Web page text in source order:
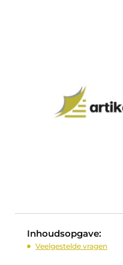
Inhoudsopgave:
Veelgestelde vragen